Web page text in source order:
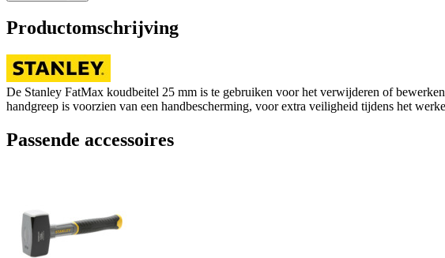
Productomschrijving
De Stanley FatMax koudbeitel 25 mm is te gebruiken voor het verwijderen of
handgreep is voorzien van een handbescherming, voor extra veiligheid tijdens het
Passende accessoires